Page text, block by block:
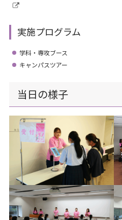
実施プログラム
学科・専攻ブース
キャンパスツアー
当日の様子